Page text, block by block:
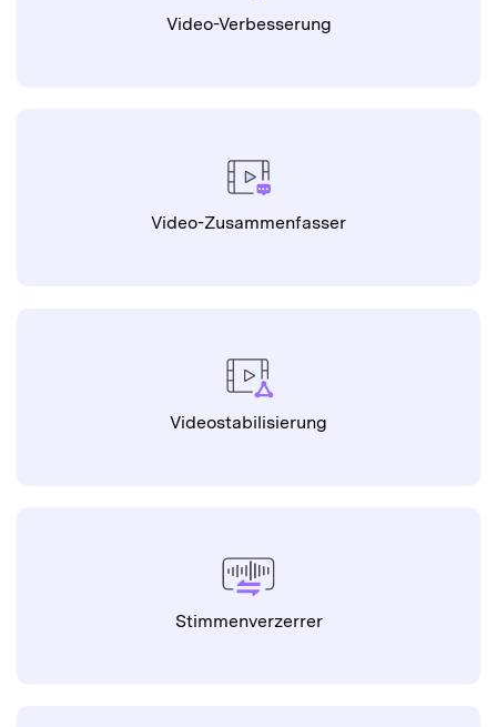
Videostabilisierung
Stimmenverzerrer
Gesangsisolierung